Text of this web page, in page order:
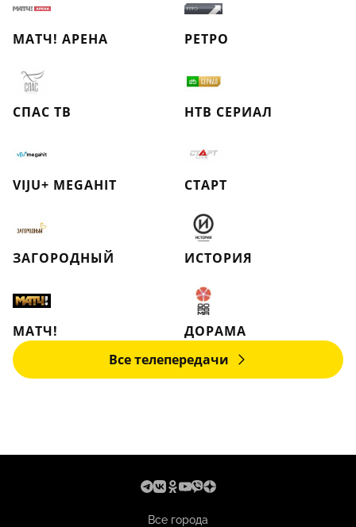
МАТЧ! АРЕНА РЕТРО
СПАС ТВ НТВ СЕРИАЛ
VIJU+ MEGAHIT СТАРТ
ЗАГОРОДНЫЙ ИСТОРИЯ
МАТЧ!
ДОРАМА
Все телепередачи
Все города